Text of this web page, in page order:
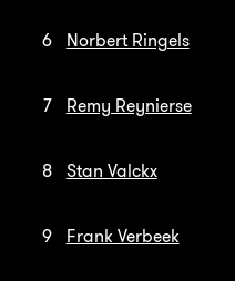
6 Norbert Ringels
7 Remy Reynierse
8 Stan Valckx
9 Frank Verbeek